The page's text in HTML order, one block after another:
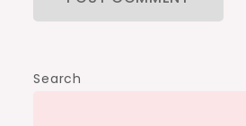
Search